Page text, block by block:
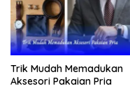
Trik Mudah Memadukan
Aksesori Pakaian Pria